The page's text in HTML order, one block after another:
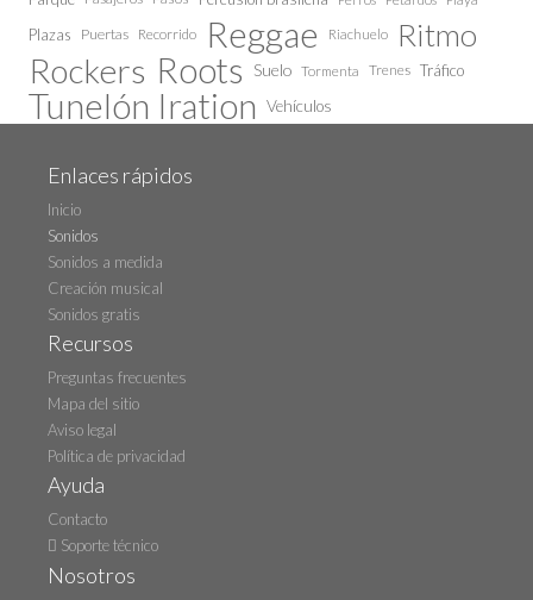
Plazas Puertas Recorrido Reggae Riachuelo Ritmo
Rockers Roots Suelo Tormenta Trenes Tráfico
Tunelón Iration Vehículos
Enlaces rápidos
Inicio
Sonidos
Sonidos a medida
Creación musical
Sonidos gratis
Recursos
Preguntas frecuentes
Mapa del sitio
Aviso legal
Política de privacidad
Ayuda
Contacto
Soporte técnico
Nosotros